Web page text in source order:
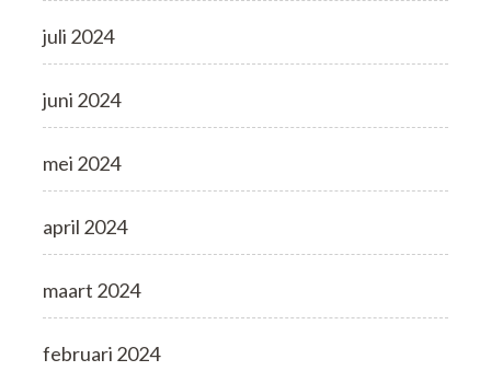
juli 2024
juni 2024
mei 2024
april 2024
maart 2024
februari 2024